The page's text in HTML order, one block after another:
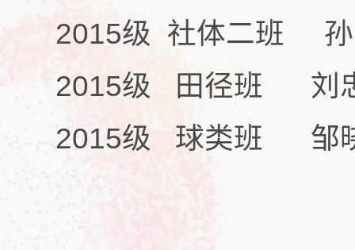
2015级 社体二班 孙
2015级 田径班 刘忠
2015级 球类班 邹